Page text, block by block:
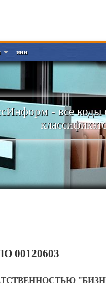
инн
- все коды
00120603